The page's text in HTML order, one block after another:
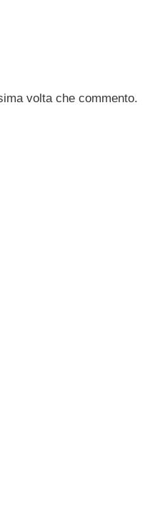
volta che commento.